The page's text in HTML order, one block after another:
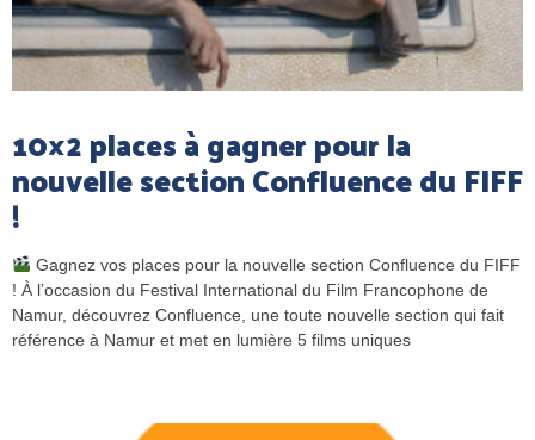
10×2 places à gagner pour la
nouvelle section Confluence du FIFF
!
Gagnez vos places pour la nouvelle section Confluence du FIFF
! À l’occasion du Festival International du Film Francophone de
Namur, découvrez Confluence, une toute nouvelle section qui fait
référence à Namur et met en lumière 5 films uniques